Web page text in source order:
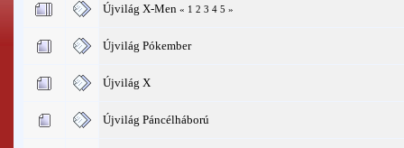
Újvilág X-Men « 1 2 3 4 5 »
Újvilág Pókember
Újvilág X
Újvilág Páncélháború